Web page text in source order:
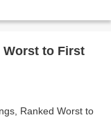
Worst to First